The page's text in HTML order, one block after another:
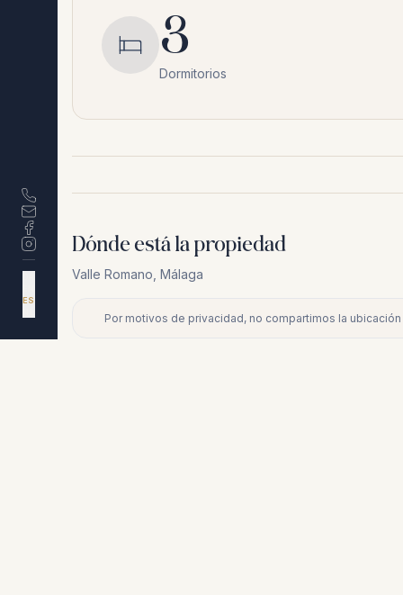
ES
3
Dormitorios
Dónde está la propiedad
Valle Romano Málaga
Por motivos de privacidad, no compartimos la